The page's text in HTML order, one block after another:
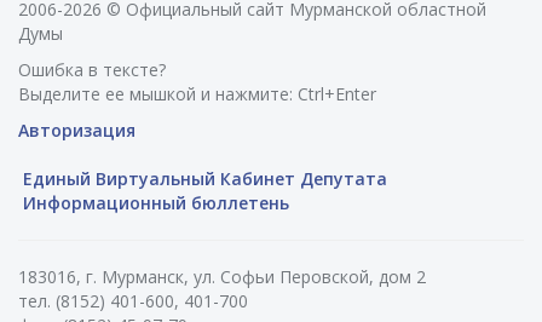
2006-2026 © Официальный сайт Мурманской областной
Думы
Ошибка в тексте?
Выделите ее мышкой и нажмите: Ctrl+Enter
Авторизация
Единый Виртуальный Кабинет Депутата
Информационный бюллетень
183016, г. Мурманск, ул. Софьи Перовской, дом 2
тел. (8152) 401-600, 401-700